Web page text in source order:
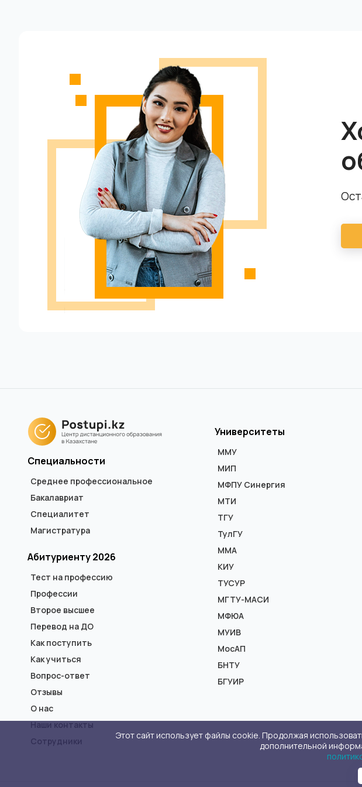
Специальности
Среднее профессиональное
Бакалавриат
Специалитет
Магистратура
Абитуриенту 2026
Тест на профессию
Профессии
Второе высшее
Перевод на ДО
Как поступить
Как учиться
Вопрос-ответ
Отзывы
О нас
Наши контакты
Сотрудники
Университеты
ММУ
МИП
МФПУ Синергия
МТИ
ТГУ
ТулГУ
ММА
КИУ
ТУСУР
МГТУ-МАСИ
МФЮА
МУИВ
МосАП
БНТУ
БГУИР
Этот сайт использует файлы cookie. Продолжая
дополнительной